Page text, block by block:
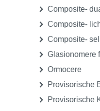
Composite-
Composite-
Composite-
Glasionomere
Ormocere
Provisorische
Provisorische